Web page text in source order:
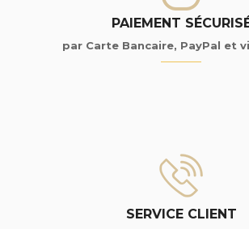
PAIEMENT
par Carte Bancaire, PayPal et
SERVICE CLIENT